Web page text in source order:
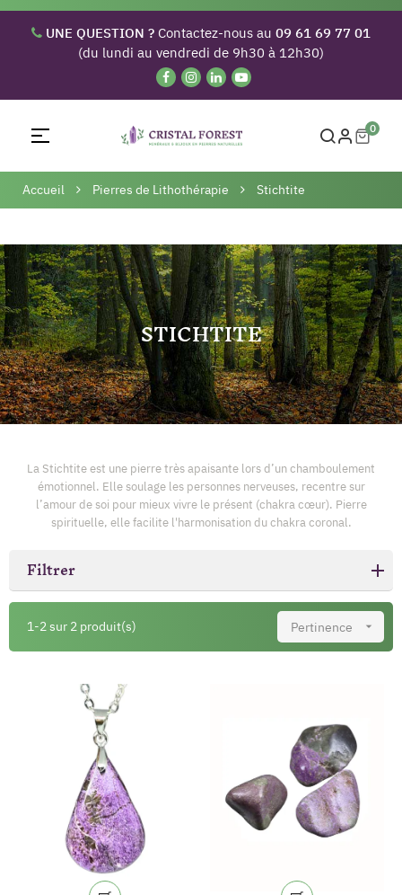
UNE QUESTION ? Contactez-nous au 09 61 69 77 01
(du lundi au vendredi de 9h30 à 12h30)
Basculer
navigation
☰ 0
Accueil Pierres de Lithothérapie Stichtite
STICHTITE
La Stichtite est une pierre très apaisante lors d’un chamboulement
émotionnel. Elle soulage les personnes nerveuses, recentre sur
l’amour de soi pour mieux vivre le présent (chakra cœur). Pierre
spirituelle, elle facilite l'harmonisation du chakra coronal.
Filtrer
1-2 sur 2 produit(s) Pertinence 